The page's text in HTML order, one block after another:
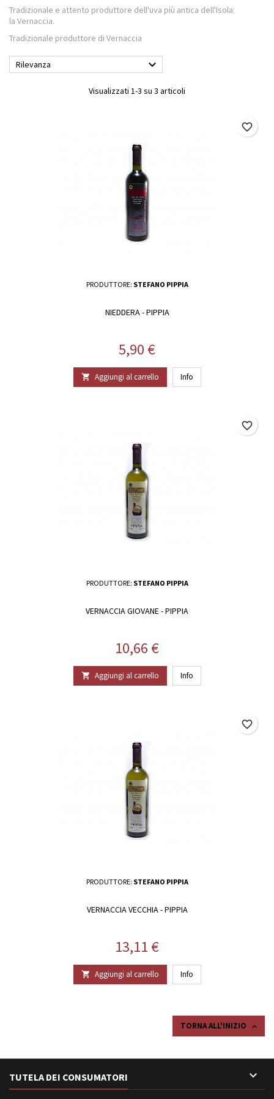
Tradizionale e attento produttore dell'uva più antica dell'Isola:
la Vernaccia.
Tradizionale produttore di Vernaccia
Rilevanza 
Visualizzati 1-3 su 3 articoli
PRODUTTORE: STEFANO PIPPIA
NIEDDERA - PIPPIA
Prezzo
5,90 €
 Aggiungi al carrello Info
favorite_border
PRODUTTORE: STEFANO PIPPIA
VERNACCIA GIOVANE - PIPPIA
Prezzo
10,66 €
 Aggiungi al carrello Info
favorite_border
PRODUTTORE: STEFANO PIPPIA
VERNACCIA VECCHIA - PIPPIA
Prezzo
13,11 €
 Aggiungi al carrello Info
favorite_border
TORNA ALL'INIZIO 
TUTELA DEI CONSUMATORI 